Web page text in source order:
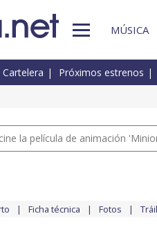
MÚSICA
Cartelera Próximos estrenos
la película de animación
Ficha técnica Fotos